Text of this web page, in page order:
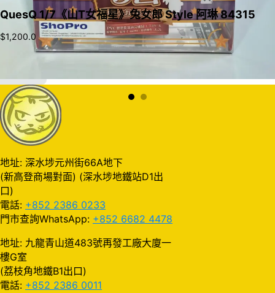
QuesQ 1/7《山T女福星》兔女郎 Style 阿琳 84315
$1,200.0
地址: 深水埗元州街66A地下
(新高登商場對面) (深水埗地鐵站D1出
口)
電話: +852 2386 0233
門市查詢WhatsApp: +852 6682 4478
地址: 九龍青山道483號再發工廠大廈一
樓G室
(荔枝角地鐵B1出口)
電話: +852 2386 0011